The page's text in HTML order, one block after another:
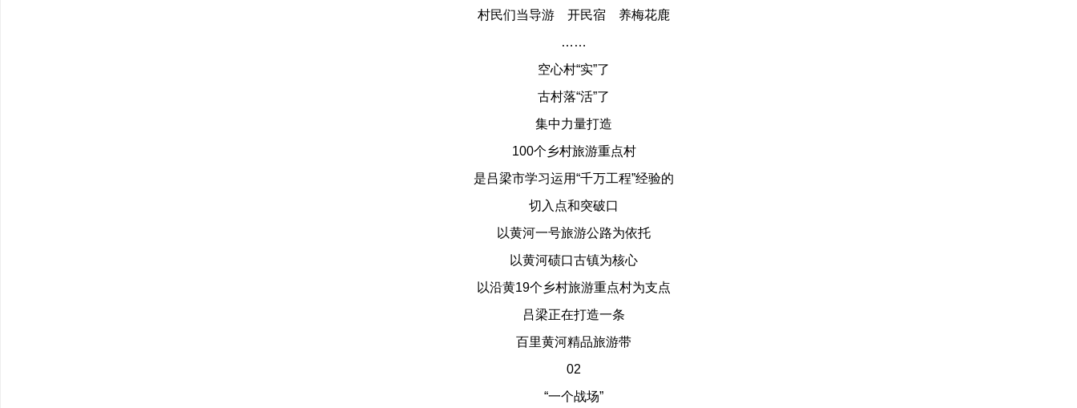
村民们当导游 开民宿 养梅花鹿
……
空心村“实”了
古村落“活”了
集中力量打造
100个乡村旅游重点村
是吕梁市学习运用“千万工程”经验的
切入点和突破口
以黄河一号旅游公路为依托
以黄河碛口古镇为核心
以沿黄19个乡村旅游重点村为支点
吕梁正在打造一条
百里黄河精品旅游带
02
“一个战场”